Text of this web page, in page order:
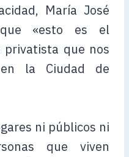
María José
que «esto es el
que nos
la Ciudad de
ni públicos ni
que viven